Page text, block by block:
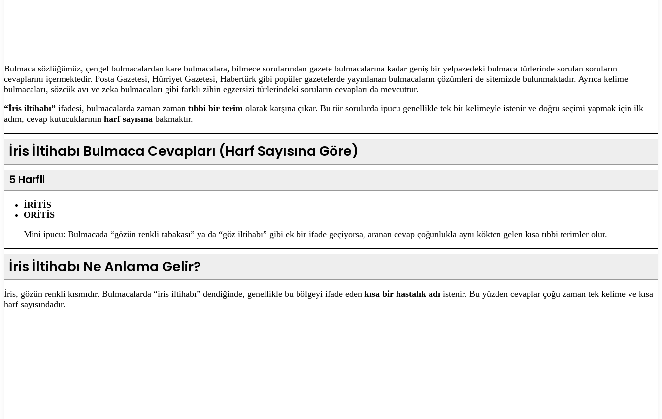
Bulmaca sözlüğümüz, çengel bulmacalardan kare bulmacalara, bilmece sorularından gazete bulmacalarına kadar geniş bir yelpazedeki bulmaca türlerinde sorulan soruların
cevaplarını içermektedir. Posta Gazetesi, Hürriyet Gazetesi, Habertürk gibi popüler gazetelerde yayınlanan bulmacaların çözümleri de sitemizde bulunmaktadır. Ayrıca kelime
bulmacaları, sözcük avı ve zeka bulmacaları gibi farklı zihin egzersizi türlerindeki soruların cevapları da mevcuttur.
“İris iltihabı” ifadesi, bulmacalarda zaman zaman tıbbi bir terim olarak karşına çıkar. Bu tür sorularda ipucu genellikle tek bir kelimeyle istenir ve doğru seçimi yapmak için ilk
adım, cevap kutucuklarının harf sayısına bakmaktır.
İris İltihabı Bulmaca Cevapları (Harf Sayısına Göre)
5 Harfli
İRİTİS
ORİTİS
Mini ipucu: Bulmacada “gözün renkli tabakası” ya da “göz iltihabı” gibi ek bir ifade geçiyorsa, aranan cevap çoğunlukla aynı kökten gelen kısa tıbbi terimler olur.
İris İltihabı Ne Anlama Gelir?
İris, gözün renkli kısmıdır. Bulmacalarda “iris iltihabı” dendiğinde, genellikle bu bölgeyi ifade eden kısa bir hastalık adı istenir. Bu yüzden cevaplar çoğu zaman tek kelime ve kısa
harf sayısındadır.